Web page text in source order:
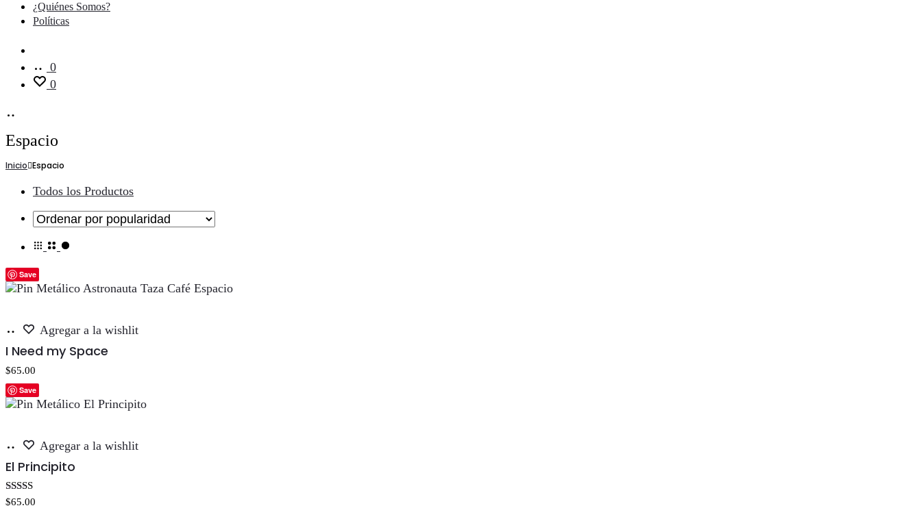
¿Quiénes Somos?
Políticas
0
0
Espacio
Inicio Espacio
Todos los Productos
Save
Añadir
carrito
Agregar a la wishlit
I Need my Space
$65.00
Save
Añadir
carrito
Agregar a la wishlit
El Principito
Valorado con
$65.00